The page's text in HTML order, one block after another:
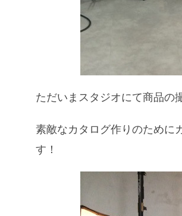
ただいまスタジオにて商品の
素敵なカタログ作りのために
す！